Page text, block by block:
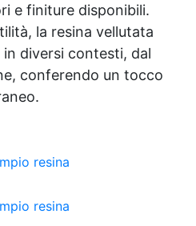
e finiture disponibili.
la resina vellutata
diversi contesti, dal
conferendo un tocco